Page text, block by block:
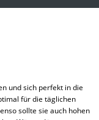
und sich perfekt in die
für die täglichen
sollte sie auch hohen